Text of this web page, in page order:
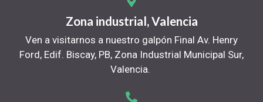
Zona industrial, Valencia
Ven a visitarnos a nuestro galpón Final Av. Henry
Ford, Edif. Biscay, PB, Zona Industrial Municipal Sur,
Valencia.